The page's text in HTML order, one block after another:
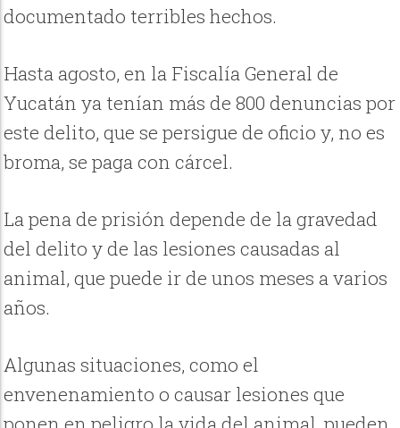
documentado terribles hechos.
Hasta agosto, en la Fiscalía General de
Yucatán ya tenían más de 800 denuncias por
este delito, que se persigue de oficio y, no es
broma, se paga con cárcel.
La pena de prisión depende de la gravedad
del delito y de las lesiones causadas al
animal, que puede ir de unos meses a varios
años.
Algunas situaciones, como el
envenenamiento o causar lesiones que